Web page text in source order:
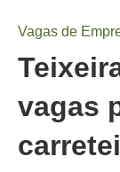
Vagas de
vagas